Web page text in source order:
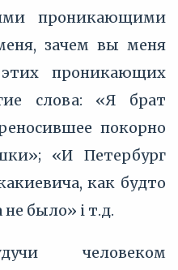
проникающими
зачем вы меня
проникающих
слова: «Я брат
покорно
«И Петербург
как будто
было» і т.д.
человеком